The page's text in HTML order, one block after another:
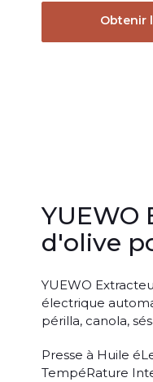
Obtenir
d'olive
YUEWO
électrique
périlla, canola,
Presse à Huile
TempéRature